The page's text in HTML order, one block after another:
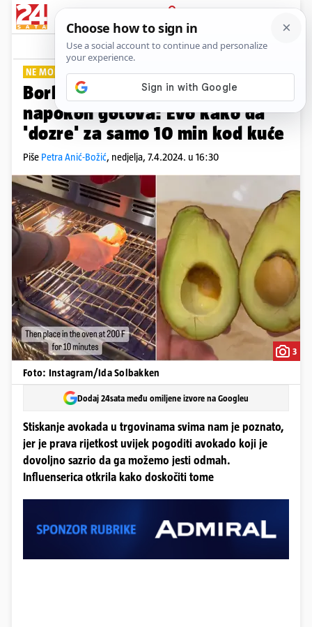
PRIJAVA
Lifestyle Komentari
NE MORATE ČEKATI
Borba s nezrelim avokadom je
napokon gotova: Evo kako da
'dozre' za samo 10 min kod kuće
Piše Petra Anić-Božić, nedjelja, 7.4.2024. u 16:30
3
Foto: Instagram/Ida Solbakken
Dodaj 24sata među omiljene izvore na Googleu
Stiskanje avokada u trgovinama svima nam je poznato,
jer je prava rijetkost uvijek pogoditi avokado koji je
dovoljno sazrio da ga možemo jesti odmah.
Influenserica otkrila kako doskočiti tome